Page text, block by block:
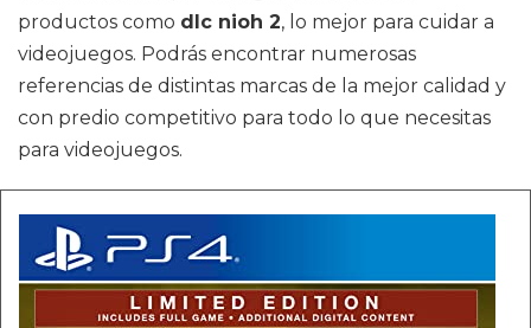
productos como dlc nioh 2, lo mejor para cuidar a
videojuegos. Podrás encontrar numerosas
referencias de distintas marcas de la mejor calidad y
con predio competitivo para todo lo que necesitas
para videojuegos.